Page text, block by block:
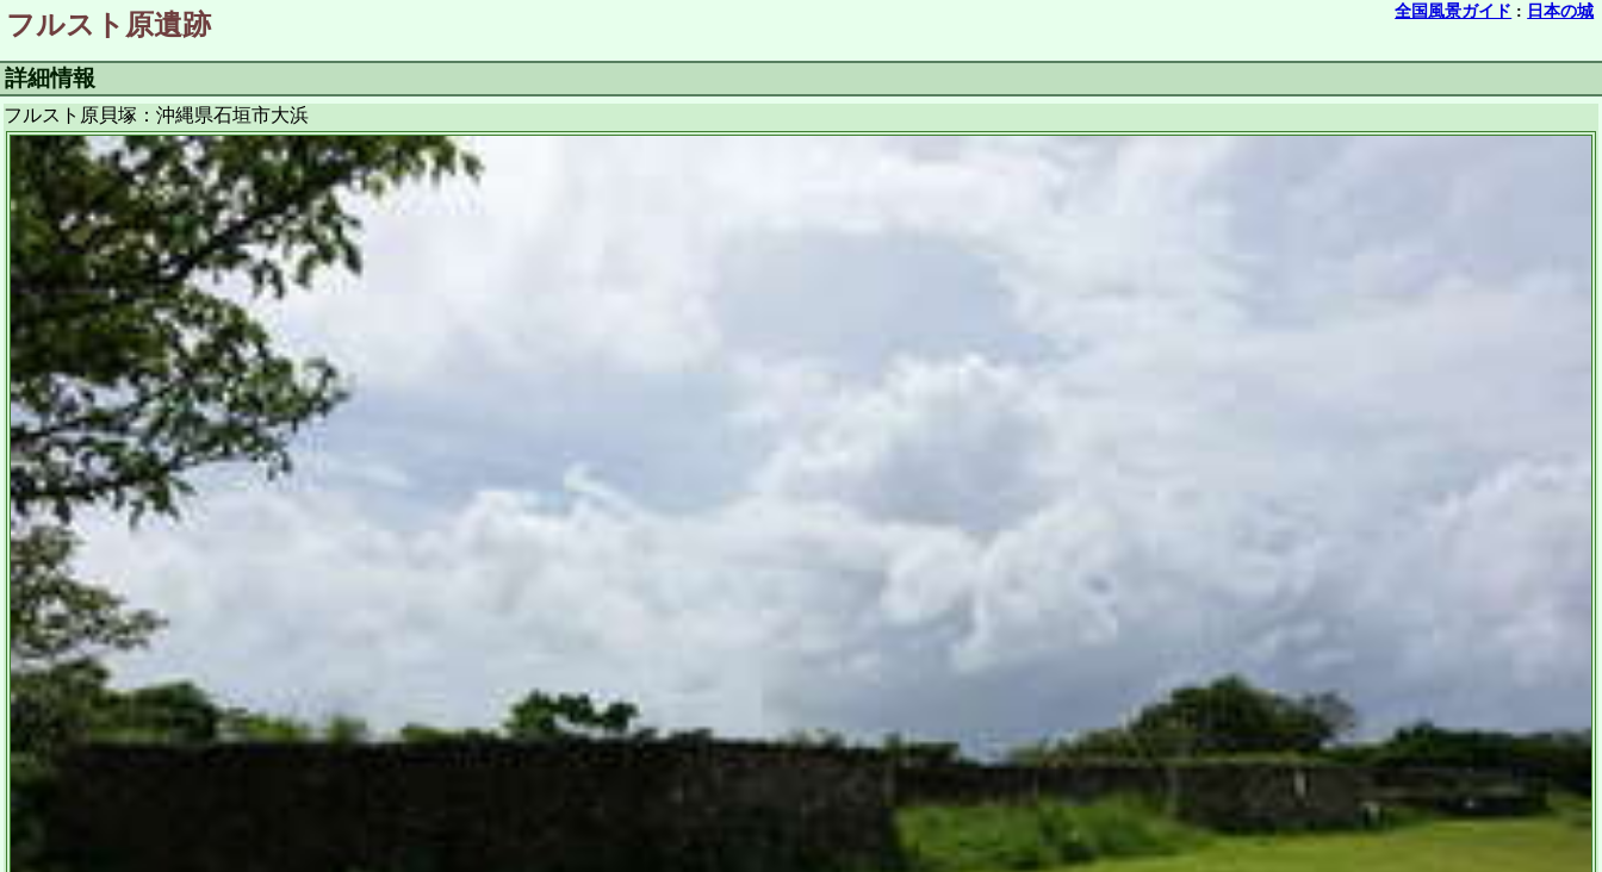
全国風景ガイド : 日本の城
フルスト原遺跡
詳細情報
フルスト原貝塚：沖縄県石垣市大浜